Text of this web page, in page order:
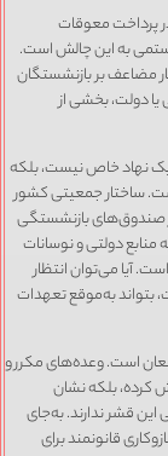
پرداخت معوقات
به این چالش است.
مضاعف بر بازنشستگان
یا دولت، بخشی از
نهاد خاص نیست، بلکه
ساختار جمعیتی کشور
صندوق‌های بازنشستگی
دولتی و نوسانات
آیا می‌توان انتظار
به‌موقع تعهدات
است. وعده‌های مکرر و
کرده، بلکه نشان
قشر ندارند. به‌جای
قانونمند برای